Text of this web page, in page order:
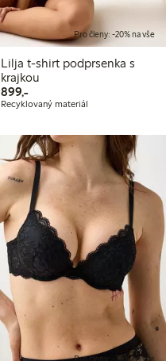
Pro členy: -20% na vše
Lilja t-shirt podprsenka s
krajkou
899,-899,00 Kč
Recyklovaný materiál